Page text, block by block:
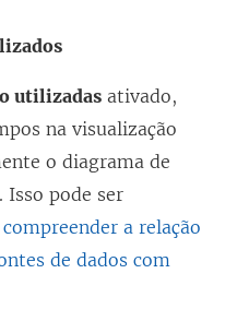
utilizadas ativado,
na visualização
o diagrama de
Isso pode ser
compreender a relação
de dados com